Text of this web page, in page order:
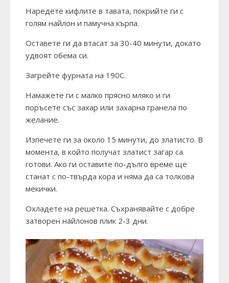
Наредете кифлите в тавата, покрийте ги с
голям найлон и памучна кърпа.
Оставете ги да втасат за 30-40 минути, докато
удвоят обема си.
Загрейте фурната на 190С.
Намажете ги с малко прясно мляко и ги
поръсете със захар или захарна гранела по
желание.
Изпечете ги за около 15 минути, до златисто. В
момента, в който получат златист загар са
готови. Ако ги оставите по-дълго време ще
станат с по-твърда кора и няма да са толкова
мекички.
Охладете на решетка. Съхранявайте с добре
затворен найлонов плик 2-3 дни.